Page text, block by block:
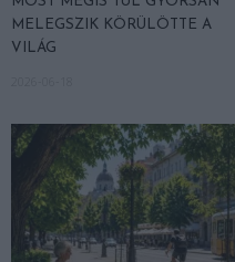
MELEGSZIK KÖRÜLÖTTE A
VILÁG